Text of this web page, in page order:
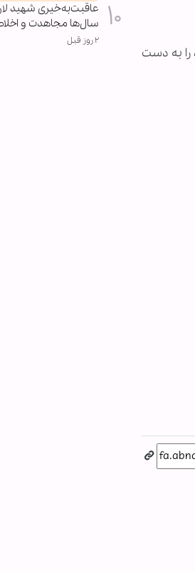
شمال بغداد را به دست
عاقبت‌به‌خیری شهید
سال‌ها مجاهدت و
۲ روز قبل